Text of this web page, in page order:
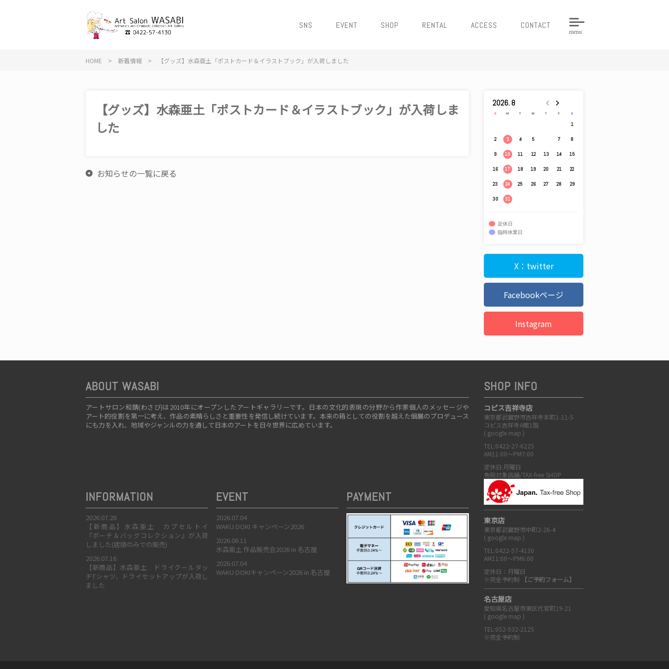
SNS EVENT SHOP RENTAL ACCESS CONTACT
menu
HOME > 新着情報 > 【グッズ】水森亜土「ポストカード＆イラストブック」が入荷しました
【グッズ】水森亜土「ポストカード＆イラストブック」が入荷しま
した
お知らせの一覧に戻る
2026. 8
S M T W T F S
1
2 3 4 5 7 8
9 10 11 12 13 14 15
16 17 18 19 20 21 22
23 24 25 26 27 28 29
30 31
定休日
臨時休業日
X：twitter
Facebookページ
Instagram
ABOUT WASABI
アートサロン和錆(わさび)は2010年にオープンしたアートギャラリーです。日本の文化的表現の分野から作家個人のメッセージや
アート的役割を第一に考え、作品の素晴らしさと重要性を発信し続けています。本来の箱としての役割を越えた個展のプロデュース
にも力を入れ、地域やジャンルの力を通して日本のアートを日々世界に広めています。
INFORMATION
2026.07.28
【新商品】水森亜土 カプセルトイ
『ポーチ＆バッグコレクション』が入荷
しました(店頭のみでの販売)
2026.07.16
【新商品】水森亜土 ドライクールタッ
チTシャツ、ドライセットアップが入荷し
ました
EVENT
2026.07.04
WAKU DOKI キャンペーン2026
2026.06.11
水森亜土 作品販売会2026 in 名古屋
2026.07.04
WAKU DOKIキャンペーン2026 in 名古屋
PAYMENT
SHOP INFO
コピス吉祥寺店
東京都武蔵野市吉祥寺本町1-11-5
コピス吉祥寺A館1階
( google map )
TEL:0422-27-6225
AM11:00～PM7:00
定休日:月曜日
免税対象店舗/TAX-free SHOP
東京店
東京都武蔵野市中町2-26-4
( google map )
TEL:0422-57-4130
AM11:00～PM6:00
定休日：月曜日
※完全予約制
【ご予約フォーム】
名古屋店
愛知県名古屋市東区代官町19-21
( google map )
TEL:052-932-2125
※完全予約制